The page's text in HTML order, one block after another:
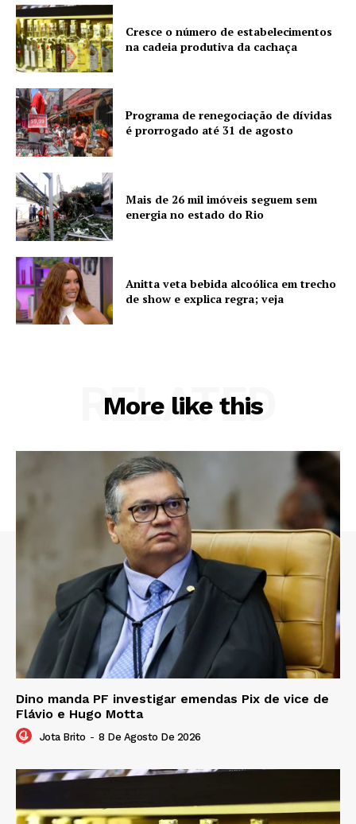
Cresce o número de estabelecimentos
na cadeia produtiva da cachaça
Programa de renegociação de dívidas
é prorrogado até 31 de agosto
Mais de 26 mil imóveis seguem sem
energia no estado do Rio
Anitta veta bebida alcoólica em trecho
de show e explica regra; veja
More like this
RELATED
Dino manda PF investigar emendas Pix de vice de
Flávio e Hugo Motta
Jota Brito - 8 De Agosto De 2026